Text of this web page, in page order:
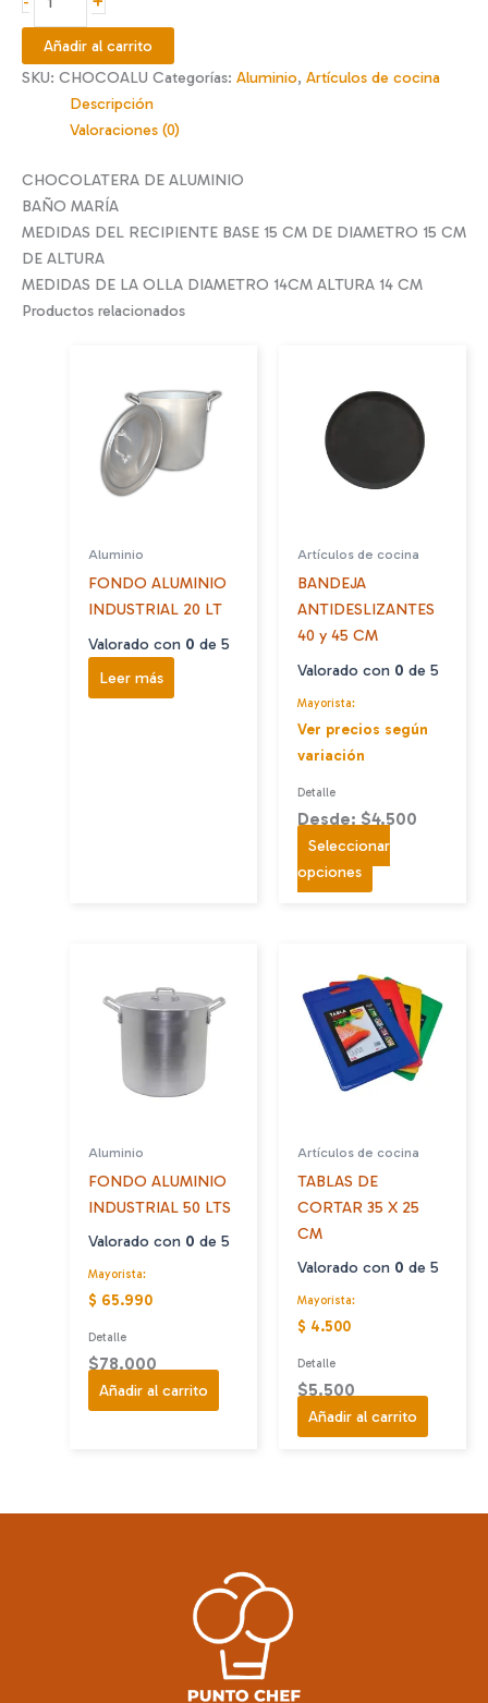
de
aluminio
cantidad
Añadir al carrito
SKU: CHOCOALU Categorías: Aluminio, Artículos de cocina
Descripción
Valoraciones (0)
CHOCOLATERA DE ALUMINIO
BAÑO MARÍA
MEDIDAS DEL RECIPIENTE BASE 15 CM DE DIAMETRO 15 CM
DE ALTURA
MEDIDAS DE LA OLLA DIAMETRO 14CM ALTURA 14 CM
Productos relacionados
Aluminio
FONDO ALUMINIO
INDUSTRIAL 20 LT
Valorado con 0 de 5
Leer más
Artículos de cocina
BANDEJA
ANTIDESLIZANTES
40 y 45 CM
Valorado con 0 de 5
Mayorista:
Ver precios según
variación
Detalle
Desde: $4.500
Seleccionar
opciones Este
producto
variantes.
Las
opciones
se
pueden
la
página
de
Aluminio
FONDO ALUMINIO
INDUSTRIAL 50 LTS
Valorado con 0 de 5
Mayorista:
$ 65.990
Detalle
$78.000
Añadir al carrito
Artículos de cocina
TABLAS DE
CORTAR 35 X 25
CM
Valorado con 0 de 5
Mayorista:
$ 4.500
Detalle
$5.500
Añadir al carrito